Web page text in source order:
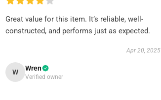
Great value for this item. It’s reliable, well-
constructed, and performs just as expected.
Apr 20, 2025
W Wren
Verified owner